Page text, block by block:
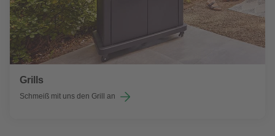
Grills
Schmeiß mit uns den Grill an